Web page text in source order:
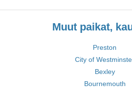
Muut paikat,
Preston
City of
Bexley
Bournemouth